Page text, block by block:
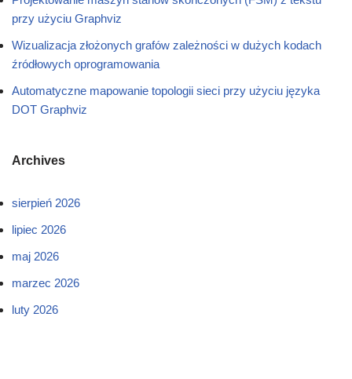
przy użyciu Graphviz
Wizualizacja złożonych grafów zależności w dużych kodach
źródłowych oprogramowania
Automatyczne mapowanie topologii sieci przy użyciu języka
DOT Graphviz
Archives
sierpień 2026
lipiec 2026
maj 2026
marzec 2026
luty 2026